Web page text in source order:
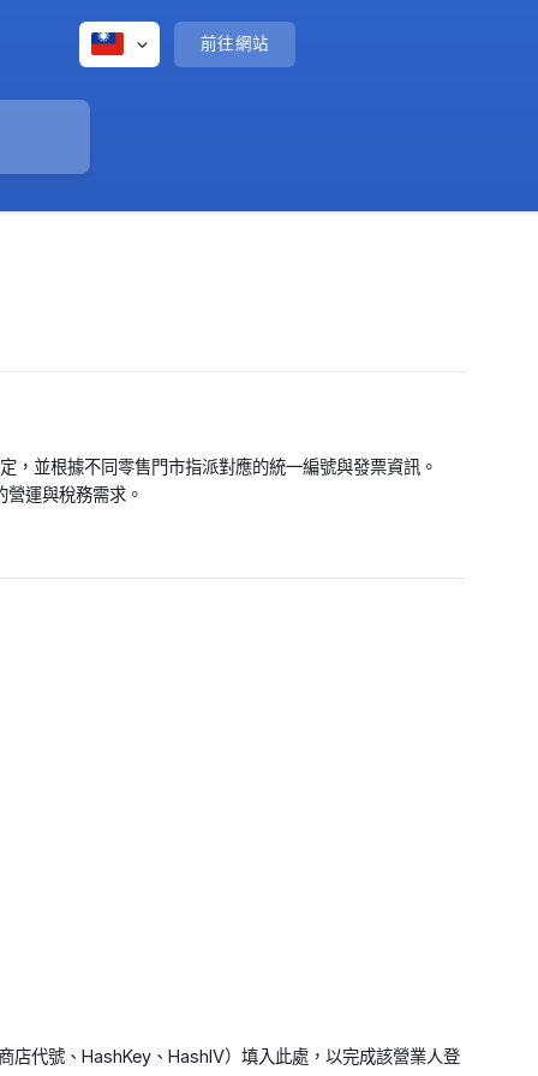
前往網站
並根據不同零售門市指派對應的統一編號與發票資訊。
運與稅務需求。
店代號、HashKey、HashIV）填入此處，以完成該營業人登